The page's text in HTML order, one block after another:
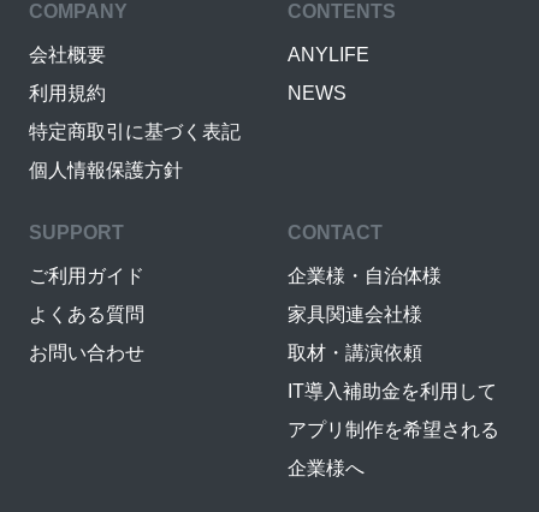
COMPANY
会社概要
利用規約
特定商取引に基づく表記
個人情報保護方針
CONTENTS
ANYLIFE
NEWS
SUPPORT
ご利用ガイド
よくある質問
お問い合わせ
CONTACT
企業様・自治体様
家具関連会社様
取材・講演依頼
IT導入補助金を利用して
アプリ制作を希望される
企業様へ